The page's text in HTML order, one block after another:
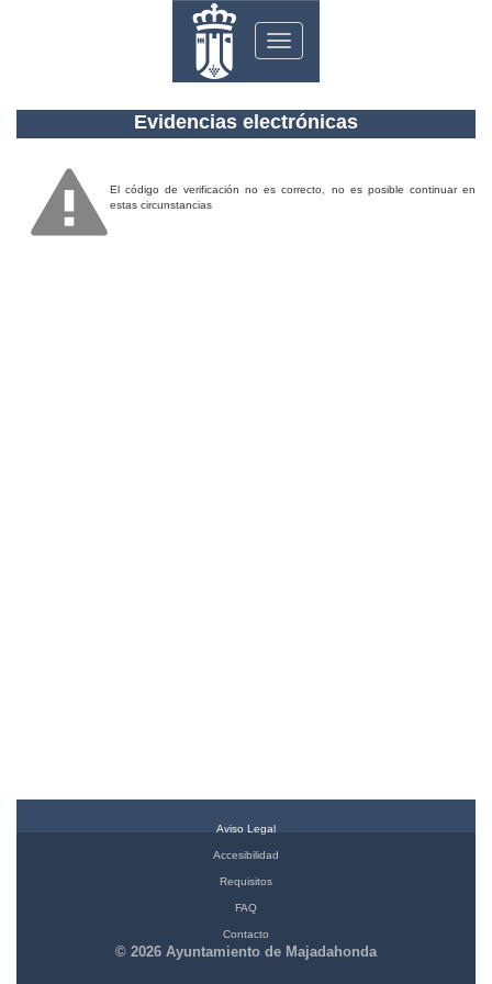
Toggle
navigation
Evidencias electrónicas
El código de verificación no es correcto, no es posible continuar en
estas circunstancias
Aviso Legal
Accesibilidad
Requisitos
FAQ
Contacto
© 2026 Ayuntamiento de Majadahonda